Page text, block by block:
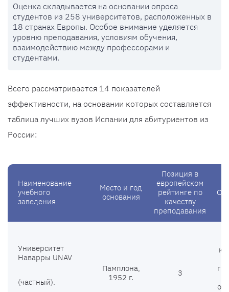
Оценка складывается на основании опроса
студентов из 258 университетов, расположенных в
18 странах Европы. Особое внимание уделяется
уровню преподавания, условиям обучения,
взаимодействию между профессорами и
студентами.
Всего рассматривается 14 показателей
эффективности, на основании которых составляется
таблица лучших вузов Испании для абитуриентов из
России:
Наименование
учебного
заведения
Место и год
основания
Позиция в
европейском
рейтинге по
качеству
преподавания
Университет
Наварры UNAV
(частный).
Памплона,
1952 г.
3